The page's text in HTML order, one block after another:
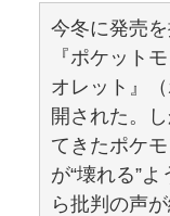
今冬に発売
『ポケット
オレット』
開された。
てきたポケ
が“壊れる”
ら批判の声